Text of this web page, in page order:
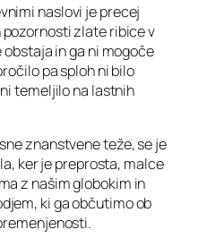
naslovi je precej
zlate ribice v
in ga ni mogoče
pa sploh ni bilo
temeljilo na lastnih
znanstvene teže, se je
ker je preprosta, malce
z našim globokim in
ki ga občutimo ob